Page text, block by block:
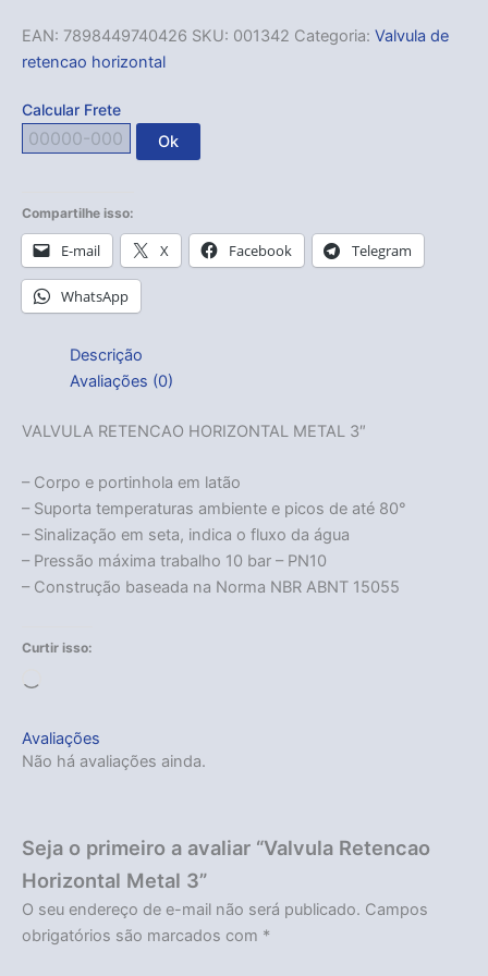
EAN: 7898449740426 SKU: 001342 Categoria: Valvula de
retencao horizontal
Calcular Frete
Ok
Compartilhe isso:
E-mail X Facebook Telegram
WhatsApp
Descrição
Avaliações (0)
VALVULA RETENCAO HORIZONTAL METAL 3″
– Corpo e portinhola em latão
– Suporta temperaturas ambiente e picos de até 80°
– Sinalização em seta, indica o fluxo da água
– Pressão máxima trabalho 10 bar – PN10
– Construção baseada na Norma NBR ABNT 15055
Curtir isso:
Avaliações
Não há avaliações ainda.
Seja o primeiro a avaliar “Valvula Retencao
Horizontal Metal 3”
O seu endereço de e-mail não será publicado. Campos
obrigatórios são marcados com *